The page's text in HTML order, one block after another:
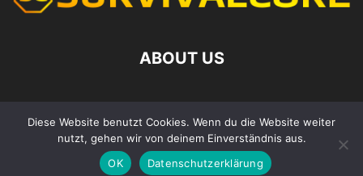
ABOUT US
© Copyright 2022 Survivalcore.de
Diese Website benutzt Cookies. Wenn du die Website weiter
nutzt, gehen wir von deinem Einverständnis aus.
OK
Datenschutzerklärung